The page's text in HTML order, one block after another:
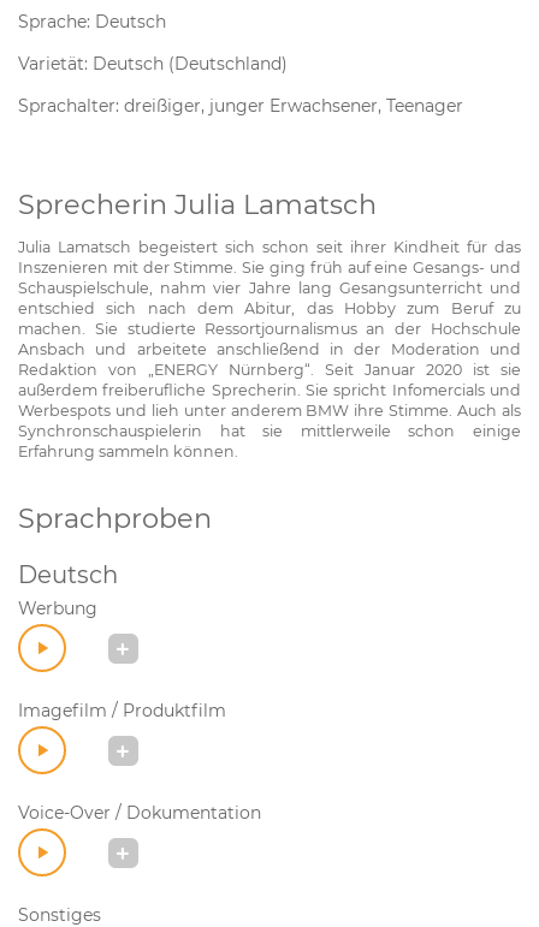
Sprache: Deutsch
Varietät: Deutsch (Deutschland)
Sprachalter: dreißiger, junger Erwachsener, Teenager
Sprecherin Julia Lamatsch
Julia Lamatsch begeistert sich schon seit ihrer Kindheit für das
Inszenieren mit der Stimme. Sie ging früh auf eine Gesangs- und
Schauspielschule, nahm vier Jahre lang Gesangsunterricht und
entschied sich nach dem Abitur, das Hobby zum Beruf zu
machen. Sie studierte Ressortjournalismus an der Hochschule
Ansbach und arbeitete anschließend in der Moderation und
Redaktion von „ENERGY Nürnberg“. Seit Januar 2020 ist sie
außerdem freiberufliche Sprecherin. Sie spricht Infomercials und
Werbespots und lieh unter anderem BMW ihre Stimme. Auch als
Synchronschauspielerin hat sie mittlerweile schon einige
Erfahrung sammeln können.
Sprachproben
Deutsch
Werbung
Imagefilm / Produktfilm
Voice-Over / Dokumentation
Sonstiges